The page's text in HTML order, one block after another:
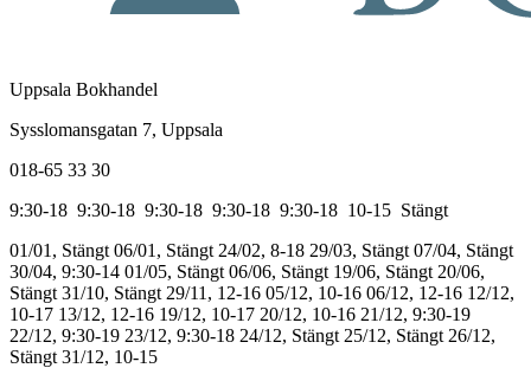
Uppsala Bokhandel
Sysslomansgatan 7, Uppsala
018-65 33 30
9:30-18 9:30-18 9:30-18 9:30-18 9:30-18 10-15 Stängt
01/01, Stängt 06/01, Stängt 24/02, 8-18 29/03, Stängt 07/04, Stängt
30/04, 9:30-14 01/05, Stängt 06/06, Stängt 19/06, Stängt 20/06,
Stängt 31/10, Stängt 29/11, 12-16 05/12, 10-16 06/12, 12-16 12/12,
10-17 13/12, 12-16 19/12, 10-17 20/12, 10-16 21/12, 9:30-19
22/12, 9:30-19 23/12, 9:30-18 24/12, Stängt 25/12, Stängt 26/12,
Stängt 31/12, 10-15